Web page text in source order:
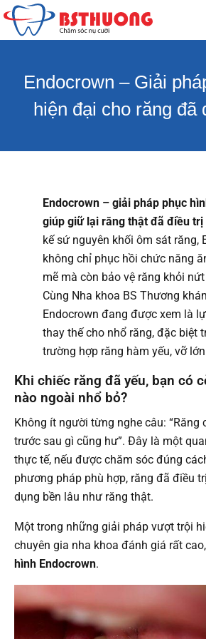
Endocrown – Giải
hiện đại cho răng đã
Endocrown – giải pháp phục
giúp giữ lại răng thật đã điều trị
kế sứ nguyên khối ôm sát răng,
không chỉ phục hồi chức năng
mẽ mà còn bảo vệ răng khỏi
Cùng Nha khoa BS Thương
Endocrown đang được xem là
thay thế cho nhổ răng, đặc biệt
trường hợp răng hàm yếu, vỡ
Khi chiếc răng đã yếu, bạn có
nào ngoài nhổ bỏ?
Không ít người từng nghe câu: “Răng
trước sau gì cũng hư”. Đây là một
thực tế, nếu được chăm sóc đúng
phương pháp phù hợp, răng đã điều
dụng bền lâu như răng thật.
Một trong những giải pháp vượt trội
chuyên gia nha khoa đánh giá rất
hình Endocrown.